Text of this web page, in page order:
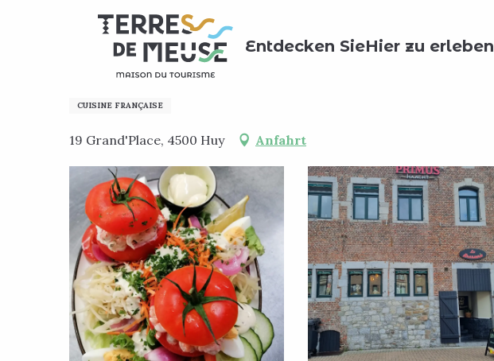
Entdecken SieHier zu erleben
Home Meinen Aufenthalt vorbereiten
La Brasserie à Huy
CUISINE FRANÇAISE
19 Grand'Place, 4500 Huy Anfahrt